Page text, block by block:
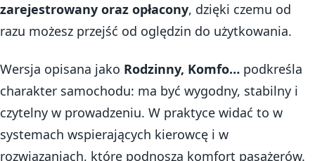
zarejestrowany oraz opłacony, dzięki czemu od
razu możesz przejść od oględzin do użytkowania.
Wersja opisana jako Rodzinny, Komfo… podkreśla
charakter samochodu: ma być wygodny, stabilny i
czytelny w prowadzeniu. W praktyce widać to w
systemach wspierających kierowcę i w
rozwiązaniach, które podnoszą komfort pasażerów.